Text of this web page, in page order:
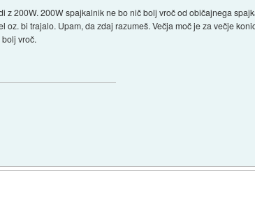
z 200W. 200W spajkalnik ne bo nič bolj vroč od običajnega
bi trajalo. Upam, da zdaj razumeš. Večja moč je za večje
vroč.